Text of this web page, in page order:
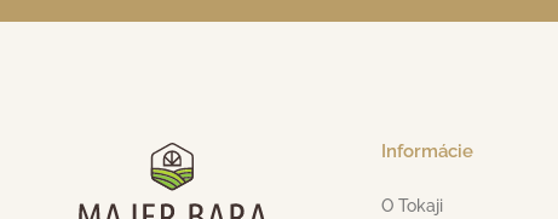
Informácie
O Tokaji